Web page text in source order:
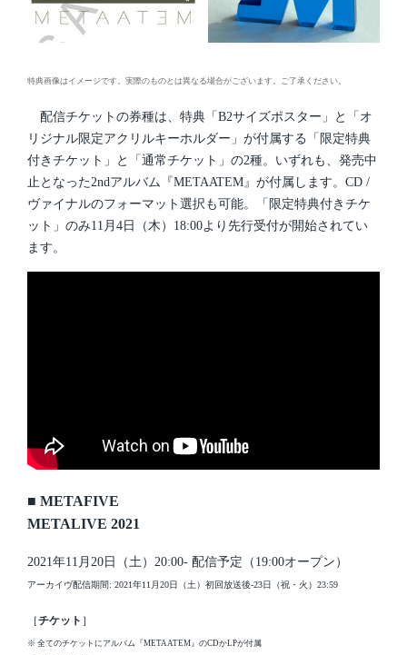
特典画像はイメージです。実際のものとは異なる場合がございます。ご了承ください。
配信チケットの券種は、特典「B2サイズポスター」と「オ
リジナル限定アクリルキーホルダー」が付属する「限定特典
付きチケット」と「通常チケット」の2種。いずれも、発売中
止となった2ndアルバム『METAATEM』が付属します。CD /
ヴァイナルのフォーマット選択も可能。「限定特典付きチケ
ット」のみ11月4日（木）18:00より先行受付が開始されてい
ます。
■ METAFIVE
METALIVE 2021
2021年11月20日（土）20:00- 配信予定（19:00オープン）
アーカイヴ配信期間: 2021年11月20日（土）初回放送後-23日（祝・火）23:59
［チケット ］
※ 全てのチケットにアルバム『METAATEM』のCDかLPが付属